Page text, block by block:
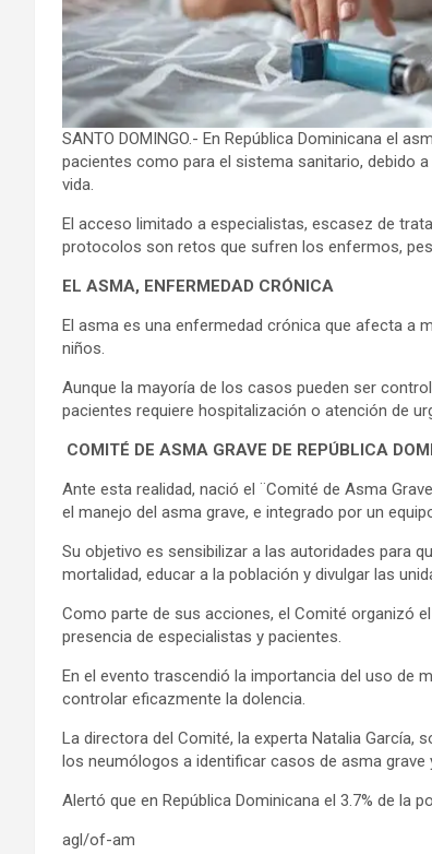
SANTO DOMINGO.- En República Dominicana el
pacientes como para el sistema sanitario, debido
vida.
El acceso limitado a especialistas, escasez de
protocolos son retos que sufren los enfermos,
EL ASMA, ENFERMEDAD CRÓNICA
El asma es una enfermedad crónica que afecta a
niños.
Aunque la mayoría de los casos pueden ser
pacientes requiere hospitalización o atención de
COMITÉ DE ASMA GRAVE DE REPÚBLICA
Ante esta realidad, nació el ¨Comité de Asma
el manejo del asma grave, e integrado por un
Su objetivo es sensibilizar a las autoridades para
mortalidad, educar a la población y divulgar las
Como parte de sus acciones, el Comité organizó
presencia de especialistas y pacientes.
En el evento trascendió la importancia del uso de
controlar eficazmente la dolencia.
La directora del Comité, la experta Natalia García,
los neumólogos a identificar casos de asma grave
Alertó que en República Dominicana el 3.7% de la
agl/of-am